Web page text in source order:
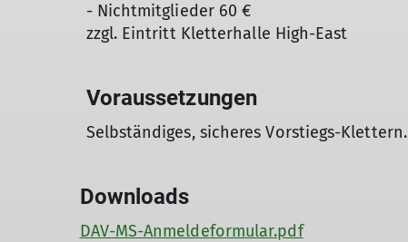
- Nichtmitglieder 60 €
zzgl. Eintritt Kletterhalle High-East
Voraussetzungen
Selbständiges, sicheres Vorstiegs-Klettern.
Downloads
DAV-MS-Anmeldeformular.pdf